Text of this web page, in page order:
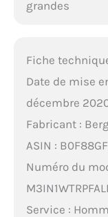
grandes
Fiche
Date de mise
décembre
Fabricant :
ASIN :
Numéro du
Service :